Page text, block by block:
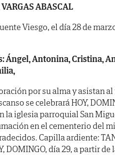
ABASCAL
Viesgo, el día 28 de
Ángel, Antonina, Cristina,
por su alma y asistan
se celebrará HOY,
la iglesia parroquial San
en el cementerio del
Capilla ardiente:
DOMINGO, día 29, a partir de